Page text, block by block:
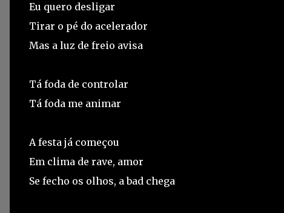
Eu quero desligar
Tirar o pé do acelerador
Mas a luz de freio avisa
Tá foda de controlar
Tá foda me animar
A festa já começou
Em clima de rave, amor
Se fecho os olhos, a bad chega